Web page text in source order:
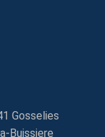
Gosselies
Buissiere